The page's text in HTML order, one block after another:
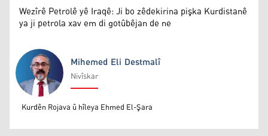
Wezîrê Petrolê yê Iraqê: Ji bo zêdekirina pişka Kurdistanê
ya ji petrola xav em di gotûbêjan de ne
Mihemed Eli Destmalî
Mihemed Eli Destmalî
Nivîskar
Kurdên Rojava û hîleya Ehmed El-Şara